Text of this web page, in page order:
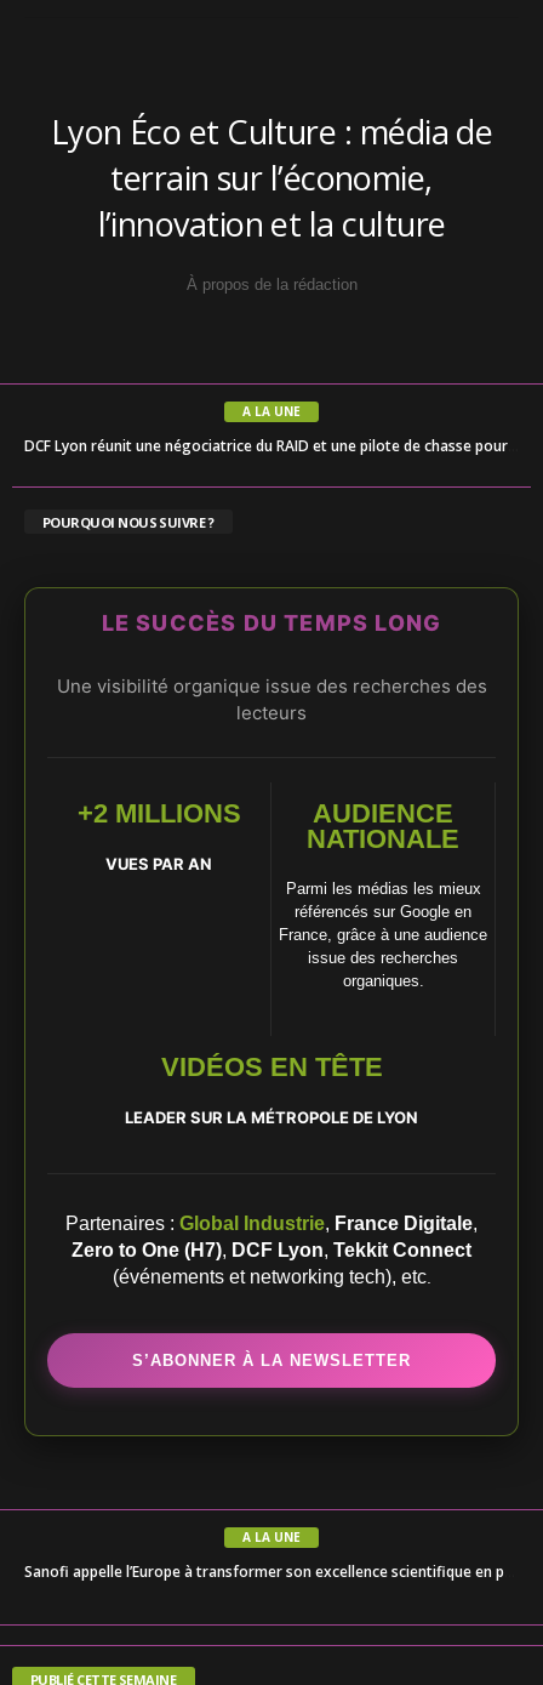
Lyon Éco et Culture : média de
terrain sur l’économie,
l’innovation et la culture
À propos de la rédaction
A LA UNE
POURQUOI NOUS SUIVRE ?
LE SUCCÈS DU TEMPS LONG
Une visibilité organique issue des recherches des
lecteurs
+2 MILLIONS
VUES PAR AN
AUDIENCE
NATIONALE
Parmi les médias les mieux
référencés sur Google en
France, grâce à une audience
issue des recherches
organiques.
VIDÉOS EN TÊTE
LEADER SUR LA MÉTROPOLE DE LYON
Partenaires : Global Industrie, France Digitale,
Zero to One (H7), DCF Lyon, Tekkit Connect
(événements et networking tech), etc.
S’ABONNER À LA NEWSLETTER
A LA UNE
Le Modulo mise 5 millions d’euros sur une nouvelle péniche pour changer d’échelle à Lyon
PUBLIÉ CETTE SEMAINE